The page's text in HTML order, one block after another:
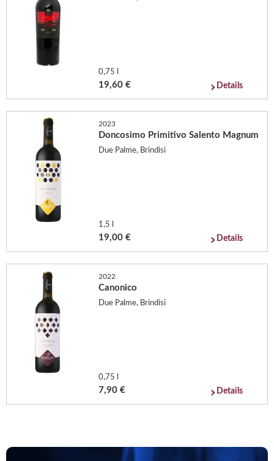
0,75 l
19,60 € Details
2023
Doncosimo Primitivo Salento Magnum
Due Palme, Brindisi
1,5 l
19,00 € Details
2022
Canonico
Due Palme, Brindisi
0,75 l
7,90 € Details